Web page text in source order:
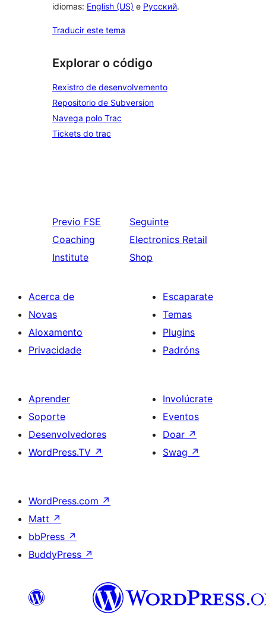
idiomas: English (US) e Русский.
Traducir este tema
Explorar o código
Rexistro de desenvolvemento
Repositorio de Subversion
Navega polo Trac
Tickets do trac
Previo FSE
Coaching
Institute
Seguinte
Electronics Retail
Shop
Acerca de
Novas
Aloxamento
Privacidade
Escaparate
Temas
Plugins
Padróns
Aprender
Soporte
Desenvolvedores
WordPress.TV ↗
Involúcrate
Eventos
Doar ↗
Swag ↗
WordPress.com ↗
Matt ↗
bbPress ↗
BuddyPress ↗